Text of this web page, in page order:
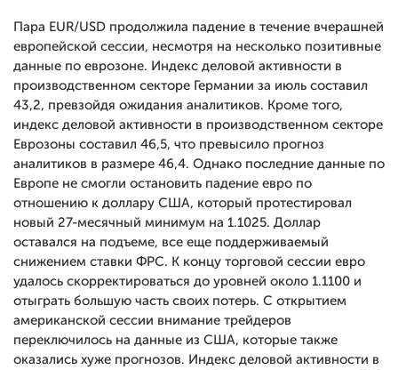
Пара EUR/USD продолжила падение в течение вчерашней
европейской сессии, несмотря на несколько позитивные
данные по еврозоне. Индекс деловой активности в
производственном секторе Германии за июль составил
43,2, превзойдя ожидания аналитиков. Кроме того,
индекс деловой активности в производственном секторе
Еврозоны составил 46,5, что превысило прогноз
аналитиков в размере 46,4. Однако последние данные по
Европе не смогли остановить падение евро по
отношению к доллару США, который протестировал
новый 27-месячный минимум на 1.1025. Доллар
оставался на подъеме, все еще поддерживаемый
снижением ставки ФРС. К концу торговой сессии евро
удалось скорректироваться до уровней около 1.1100 и
отыграть большую часть своих потерь. С открытием
американской сессии внимание трейдеров
переключилось на данные из США, которые также
оказались хуже прогнозов. Индекс деловой активности в